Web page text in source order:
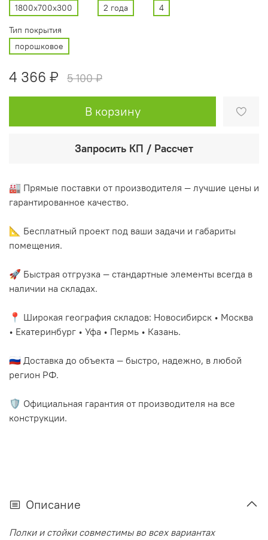
1800x700x300
2 года
4
Тип покрытия
порошковое
4 366 ₽ 5 100 ₽
В корзину
Запросить КП / Рассчет
🏭 Прямые поставки от производителя — лучшие цены и
гарантированное качество.
📐 Бесплатный проект под ваши задачи и габариты
помещения.
🚀 Быстрая отгрузка — стандартные элементы всегда в
наличии на складах.
📍 Широкая география складов: Новосибирск • Москва
• Екатеринбург • Уфа • Пермь • Казань.
🇷🇺 Доставка до объекта — быстро, надежно, в любой
регион РФ.
🛡️ Официальная гарантия от производителя на все
конструкции.
Описание
Полки и стойки совместимы во всех вариантах